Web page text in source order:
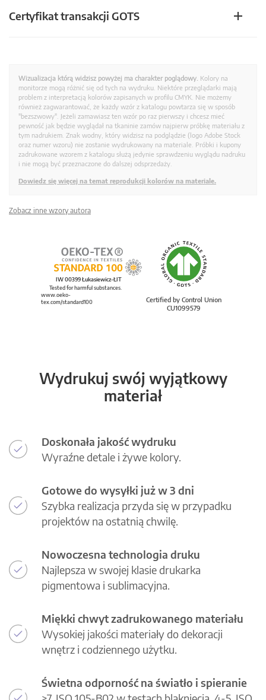
Certyfikat transakcji GOTS
Wizualizacja którą widzisz powyżej ma charakter poglądowy. Kolory na
monitorze mogą różnić się od tych na wydruku. Niektóre przeglądarki mają
problem z interpretacją kolorów zapisanych w profilu CMYK. Nie możemy
również zagwarantować, że każdy wzór z katalogu powtarza się w sposób
"bezszwowy". Jeżeli zamawiasz ten wzór po raz pierwszy i chcesz mieć
pewność jak będzie wyglądał na tkaninie zamów najpierw próbkę materiału z
tym nadrukiem. Znak wodny, który widzisz na podglądzie (logo Adobe Stock
oraz numer wzoru) nie zostanie wydrukowany na materiale. Próbki i kupony
zadrukowane wzorem z katalogu służą jedynie sprawdzeniu wyglądu nadruku
i nie mogą być przeznaczone do dalszej odsprzedaży.
Dowiedz się więcej na temat reprodukcji kolorów na materiale.
Zobacz inne wzory autora
Certified by Control Union
CU1099579
IW 00399 Łukasiewicz-ŁIT
Tested for harmful substances.
www.oeko-
tex.com/standard100
Wydrukuj swój wyjątkowy
materiał
Doskonała jakość wydruku
Wyraźne detale i żywe kolory.
Gotowe do wysyłki już w 3 dni
Szybka realizacja przyda się w przypadku
projektów na ostatnią chwilę.
Nowoczesna technologia druku
Najlepsza w swojej klasie drukarka
pigmentowa i sublimacyjna.
Miękki chwyt zadrukowanego materiału
Wysokiej jakości materiały do dekoracji
wnętrz i codziennego użytku.
Świetna odporność na światło i spieranie